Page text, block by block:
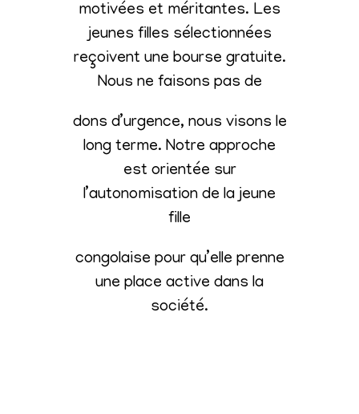
motivées et méritantes. Les
jeunes filles sélectionnées
reçoivent une bourse gratuite.
Nous ne faisons pas de
dons d’urgence, nous visons le
long terme. Notre approche
est orientée sur
l’autonomisation de la jeune
fille
congolaise pour qu’elle prenne
une place active dans la
société.